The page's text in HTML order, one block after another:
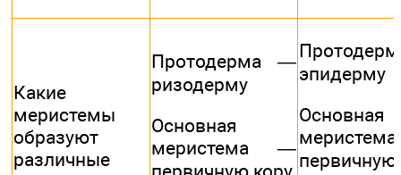
Какие
меристемы
образуют
различные
Протодерма —
ризодерму
Основная
меристема —
эпидерму
Основная
первичную